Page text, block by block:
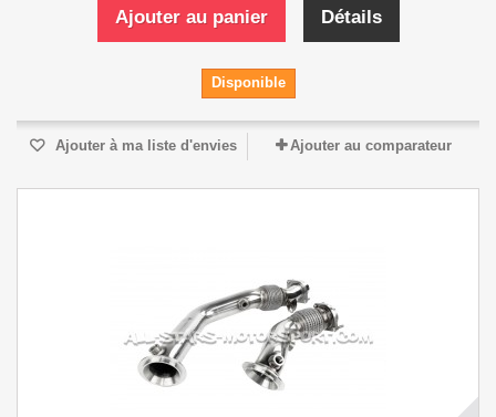
Ajouter au panier Détails
Disponible
Ajouter à ma liste d'envies Ajouter au comparateur